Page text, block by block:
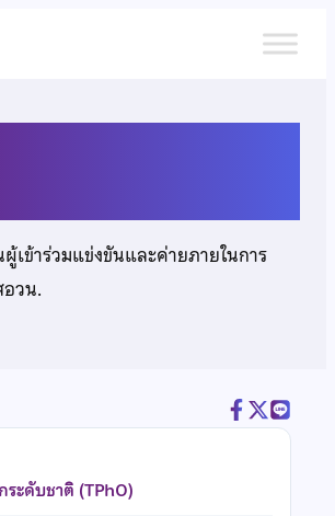
เข้าร่วมแข่งขันและค่ายภายในการ
วน.
ะดับชาติ (TPhO)